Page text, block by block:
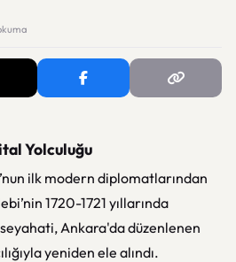
Yolculuğu
ilk modern diplomatlarından
’nin 1720-1721 yıllarında
Ankara'da düzenlenen
yeniden ele alındı.